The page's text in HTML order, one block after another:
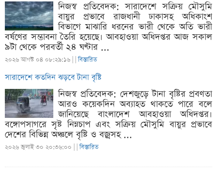
নিজস্ব প্রতিবেদক: সারাদেশে সক্রিয় মৌসুমি
বায়ুর প্রভাবে রাজধানী ঢাকাসহ অধিকাংশ
বিভাগে মাঝারি ধরনের ভারী থেকে অতি ভারী
বর্ষণের সম্ভাবনা তৈরি হয়েছে। আবহাওয়া অধিদপ্তর আজ সকাল
৯টা থেকে পরবর্তী ২৪ ঘণ্টার ...
২০২৬ আগস্ট ০৪ ০৮:২৯:১৬ | |বিস্তারিত
সারাদেশে কতদিন ঝড়বে টানা বৃষ্টি
নিজস্ব প্রতিবেদক: দেশজুড়ে টানা বৃষ্টির প্রবণতা
আরও কয়েকদিন অব্যাহত থাকতে পারে বলে
জানিয়েছে বাংলাদেশ আবহাওয়া অধিদপ্তর।
বঙ্গোপসাগরে সৃষ্ট নিম্নচাপ এবং সক্রিয় মৌসুমি বায়ুর প্রভাবে
দেশের বিভিন্ন অঞ্চলে বৃষ্টি ও বজ্রসহ ...
২০২৬ জুলাই ৩০ ২০:৩৬:০০ | |বিস্তারিত